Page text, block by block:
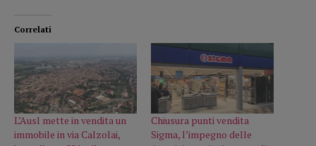
Correlati
L’Ausl mette in vendita un
immobile in via Calzolai,
Chiusura punti vendita
Sigma, l’impegno delle